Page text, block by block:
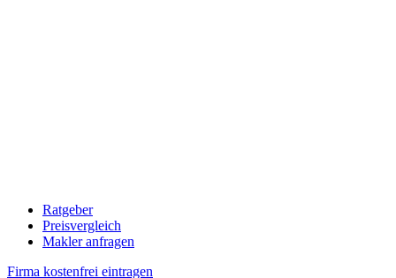
Ratgeber
Preisvergleich
Makler anfragen
Firma kostenfrei eintragen